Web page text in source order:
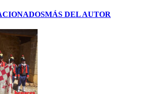
MÁS DEL AUTOR